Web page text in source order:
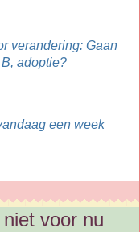
verandering: Gaan
adoptie?
een week
voor nu